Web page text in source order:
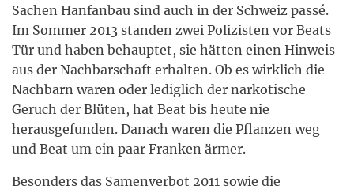
Sachen Hanfanbau sind auch in der Schweiz passé.
Im Sommer 2013 standen zwei Polizisten vor Beats
Tür und haben behauptet, sie hätten einen Hinweis
aus der Nachbarschaft erhalten. Ob es wirklich die
Nachbarn waren oder lediglich der narkotische
Geruch der Blüten, hat Beat bis heute nie
herausgefunden. Danach waren die Pflanzen weg
und Beat um ein paar Franken ärmer.
Besonders das Samenverbot 2011 sowie die